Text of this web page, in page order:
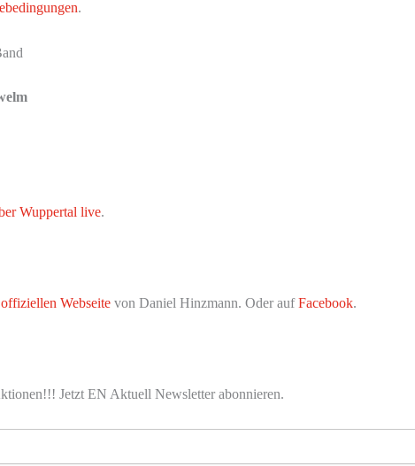
.
Wuppertal live.
offiziellen Webseite von Daniel Hinzmann. Oder aufFacebook.
Jetzt EN Aktuell Newsletter abonnieren.